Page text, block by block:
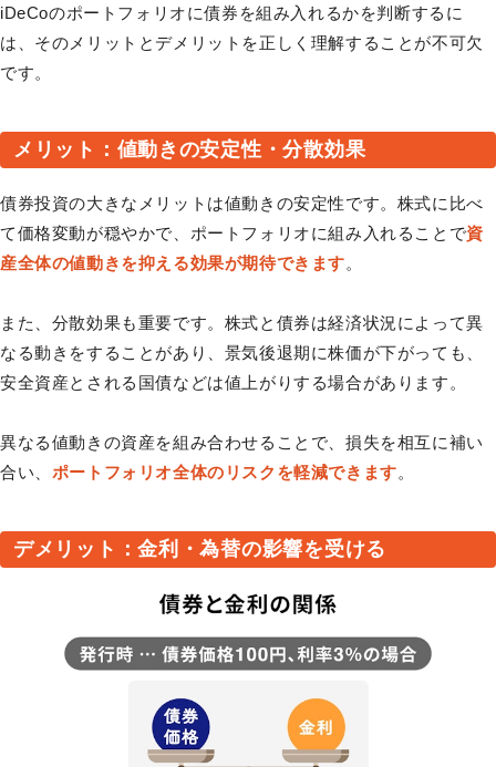
iDeCoのポートフォリオに債券を組み入れるかを判断するに
は、そのメリットとデメリットを正しく理解することが不可欠
です。
メリット：値動きの安定性・分散効果
債券投資の大きなメリットは値動きの安定性です。株式に比べ
て価格変動が穏やかで、ポートフォリオに組み入れることで資
産全体の値動きを抑える効果が期待できます。
また、分散効果も重要です。株式と債券は経済状況によって異
なる動きをすることがあり、景気後退期に株価が下がっても、
安全資産とされる国債などは値上がりする場合があります。
異なる値動きの資産を組み合わせることで、損失を相互に補い
合い、 ポートフォリオ全体のリスクを軽減できます。
デメリット：金利・為替の影響を受ける